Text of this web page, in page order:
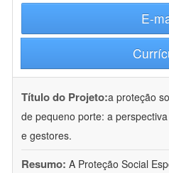
E-
Título do Projeto:a proteção
de pequeno porte: a
e gestores.
Resumo: A Proteção Social